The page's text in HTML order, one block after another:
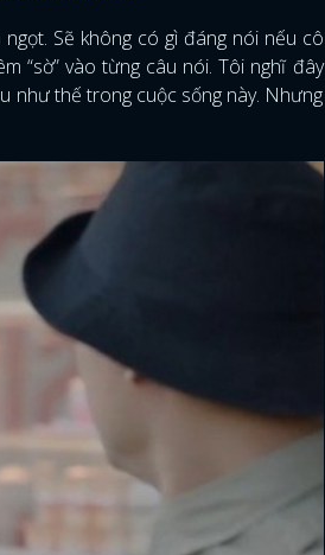
Sẽ không có gì đáng nói nếu cô
“sờ” vào từng câu nói. Tôi nghĩ đây
như thế trong cuộc sống này. Nhưng